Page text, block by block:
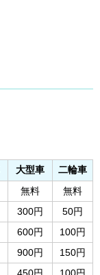
大型車 二輪車
無料
無料
300円
50円
600円
100円
900円
150円